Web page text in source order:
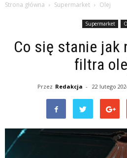
Strona główna Supermarket Olej
Supermarket
Co się stanie jak
filtra
Przez Redakcja - 22 lutego